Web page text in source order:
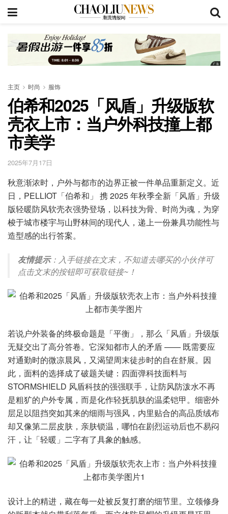
主页 时尚 服饰
伯希和2025「风盾」升级版软
壳衣上市：当户外科技撞上都
市美学
2025年7月17日
秋意渐浓时，户外与都市的边界正被一件单品重新定义。近
日，PELLIOT「伯希和」 携 2025 年秋季全新「风盾」升级
版轻暖防风软壳衣强势登场，以科技为骨、时尚为魂，为穿
梭于城市楼宇与山野林间的现代人，递上一份兼具功能性与
造型感的出行答案。
友情提示：入手链接在文末，不知道去哪买的小伙伴可
点击文末的按钮即可获取链接~！
若说户外装备的终极命题是「平衡」，那么「风盾」升级版
无疑交出了高分答卷。它深知都市人的矛盾 —— 既需要应
对通勤时的微凉晨风，又渴望周末徒步时的自在舒展。因
此，面料的选择成了破题关键：四面弹科技面料与
STORMSHIELD 风盾科技的强强联手，让防风防泼水不再
是粗犷的户外专属，而是化作轻抚肌肤的温柔铠甲。细密外
层足以阻挡突如其来的细雨与强风，内里贴合的高品质绒布
却又像第二层皮肤，亲肤锁温，哪怕在剧烈运动后也不易闷
汗，让「轻暖」二字有了具象的触感。
设计上的精进，藏在每一处被反复打磨的细节里。立领修身